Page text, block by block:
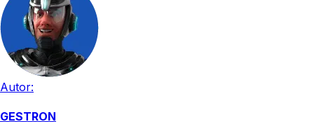
Autor:
GESTRON